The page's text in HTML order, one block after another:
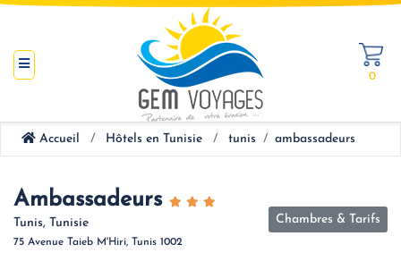
0
Accueil Hôtels en Tunisie tunis ambassadeurs
Ambassadeurs
Tunis, Tunisie
75 Avenue Taieb M'Hiri, Tunis 1002
Chambres & Tarifs